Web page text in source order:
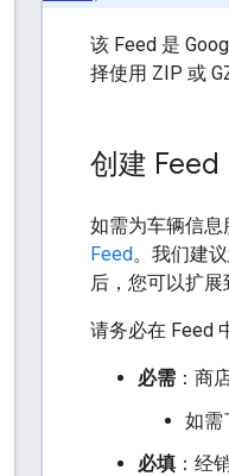
该 Feed 是
择使用 ZIP 或
创建 Feed
如需为车辆信
Feed。我们建
后，您可以扩展
请务必在 Feed
必需 ：商
如需
必填 ：经